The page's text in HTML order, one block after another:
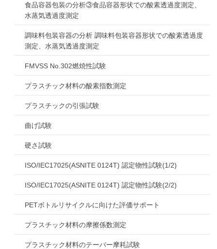
食品容器包装の分析③食品容器形状での酸素透過度測定、
水蒸気透過度測定
調味料包装容器の分析 調味料包装容器形状での酸素透過度
測定、水蒸気透過度測定
FMVSS No.302燃焼性試験
プラスチック材料の酸素指数測定
プラスチックの引張試験
曲げ試験
硬さ試験
ISO/IEC17025(ASNITE 0124T) 認定物性試験(1/2)
ISO/IEC17025(ASNITE 0124T) 認定物性試験(2/2)
PETボトルリサイクルに向けた評価サポート
プラスチック材料の摩擦係数測定
プラスチック材料のテーバー摩耗試験